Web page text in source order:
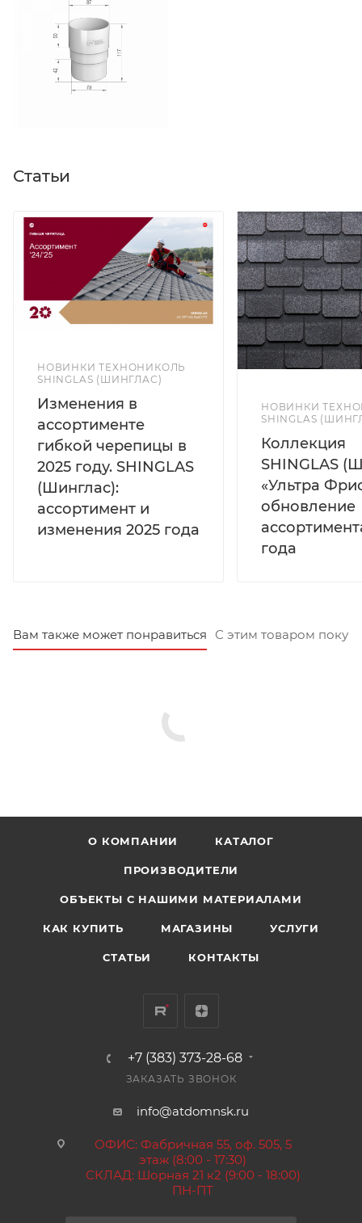
Статьи
НОВИНКИ ТЕХНОНИКОЛЬ
SHINGLAS (ШИНГЛАС)
Изменения в
ассортименте
гибкой черепицы в
2025 году. SHINGLAS
(Шинглас):
ассортимент и
изменения 2025 года
НОВИНКИ
SHINGLAS
Коллекция
SHINGLAS
«Ультра
обновление
года
Вам также может понравиться С этим товаром
О КОМПАНИИ КАТАЛОГ
ПРОИЗВОДИТЕЛИ
ОБЪЕКТЫ С НАШИМИ МАТЕРИАЛАМИ
КАК КУПИТЬ МАГАЗИНЫ УСЛУГИ
СТАТЬИ КОНТАКТЫ
+7 (383) 373-28-68
ЗАКАЗАТЬ ЗВОНОК
info@atdomnsk.ru
ОФИС: Фабричная 55, оф. 505, 5
этаж (8:00 - 17:30)
СКЛАД: Шорная 21 к2 (9:00 - 18:00)
ПН-ПТ